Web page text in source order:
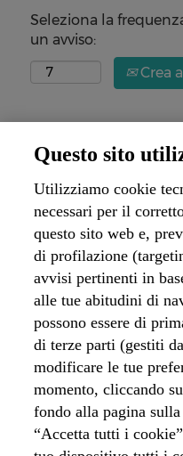
Seleziona la
un avviso:
Crea
Spiacenti, questa
Questo sito
Utilizziamo cookie
necessari per il
questo sito web e,
di profilazione
avvisi pertinenti in
alle tue abitudini di
possono essere di
di terze parti (gestiti
modificare le tue
momento, cliccando
fondo alla pagina
“Accetta tutti i